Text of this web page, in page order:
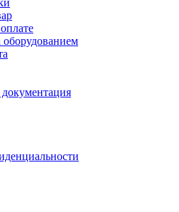
оборудованием